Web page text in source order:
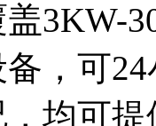
3KW-
，可
均可